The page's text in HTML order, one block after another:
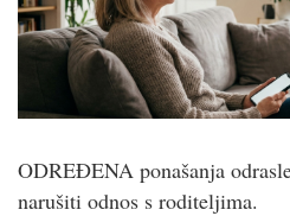
ODREĐENA ponašanja
narušiti odnos s roditeljima.